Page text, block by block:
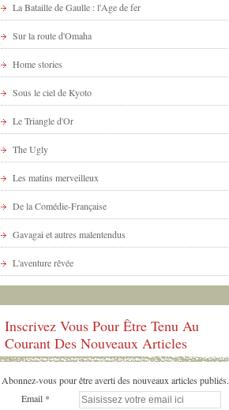
La Bataille de Gaulle : l'Age de fer
Sur la route d'Omaha
Home stories
Sous le ciel de Kyoto
Le Triangle d'Or
The Ugly
Les matins merveilleux
De la Comédie-Française
Gavagai et autres malentendus
L'aventure rêvée
Inscrivez Vous Pour Être Tenu Au
Courant Des Nouveaux Articles
Abonnez-vous pour être averti des nouveaux articles publiés.
Email